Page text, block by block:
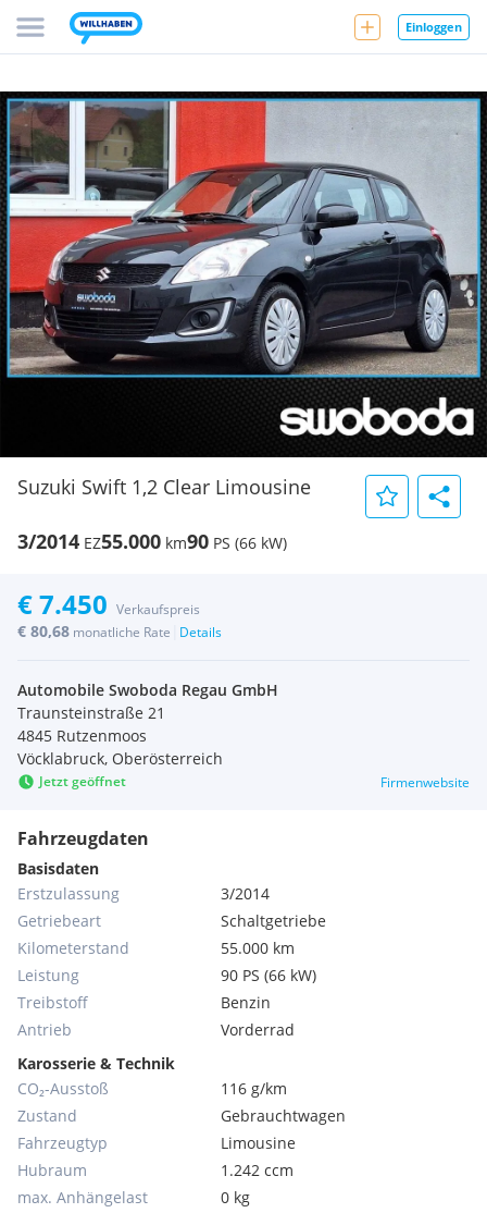
Einloggen
Suzuki Swift 1,2 Clear Limousine
3/2014 EZ55.000 km90 PS (66 kW)
€ 7.450 Verkaufspreis
€ 80,68 monatliche Rate Details
Automobile Swoboda Regau GmbH
Traunsteinstraße 21
4845 Rutzenmoos
Vöcklabruck, Oberösterreich
Jetzt geöffnet Firmenwebsite
Fahrzeugdaten
Basisdaten
Erstzulassung
3/2014
Getriebeart
Schaltgetriebe
Kilometerstand
55.000 km
Leistung
90 PS (66 kW)
Treibstoff
Benzin
Antrieb
Vorderrad
Karosserie & Technik
CO₂-Ausstoß
116 g/km
Zustand
Gebrauchtwagen
Fahrzeugtyp
Limousine
Hubraum
1.242 ccm
max. Anhängelast
0 kg